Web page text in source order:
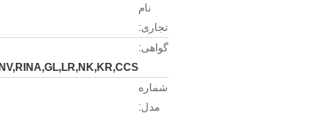
نام
تجاری:
گواهی:
شماره
مدل: